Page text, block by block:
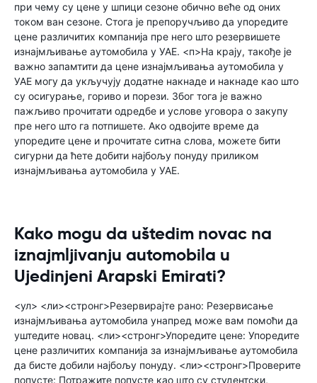
при чему су цене у шпици сезоне обично веће од оних
током ван сезоне. Стога је препоручљиво да упоредите
цене различитих компанија пре него што резервишете
изнајмљивање аутомобила у УАЕ. <п>На крају, такође је
важно запамтити да цене изнајмљивања аутомобила у
УАЕ могу да укључују додатне накнаде и накнаде као што
су осигурање, гориво и порези. Због тога је важно
пажљиво прочитати одредбе и услове уговора о закупу
пре него што га потпишете. Ако одвојите време да
упоредите цене и прочитате ситна слова, можете бити
сигурни да ћете добити најбољу понуду приликом
изнајмљивања аутомобила у УАЕ.
Kako mogu da uštedim novac na
iznajmljivanju automobila u
Ujedinjeni Arapski Emirati?
<ул> <ли><стронг>Резервирајте рано: Резервисање
изнајмљивања аутомобила унапред може вам помоћи да
уштедите новац. <ли><стронг>Упоредите цене: Упоредите
цене различитих компанија за изнајмљивање аутомобила
да бисте добили најбољу понуду. <ли><стронг>Проверите
попусте: Потражите попусте као што су студентски,